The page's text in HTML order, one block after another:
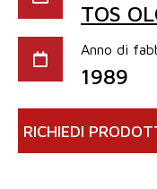
TOS
Anno di
1989
RICHIEDI